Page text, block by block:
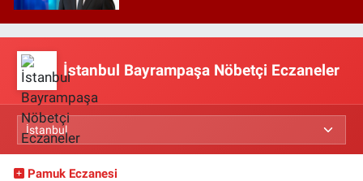
İstanbul Bayrampaşa Nöbetçi Eczaneler
Pamuk Eczanesi